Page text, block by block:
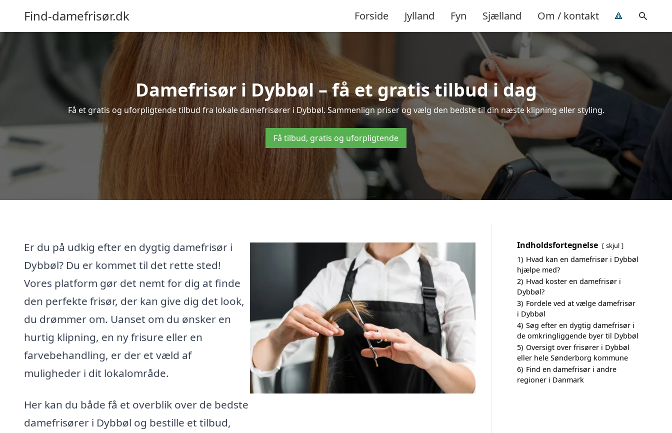
Find-damefrisør.dk Forside Jylland Fyn Sjælland Om / kontakt
Damefrisør i Dybbøl – få et gratis tilbud i dag
Få et gratis og uforpligtende tilbud fra lokale damefrisører i Dybbøl. Sammenlign priser og vælg den bedste til din næste klipning eller styling.
Få tilbud, gratis og uforpligtende
Er du på udkig efter en dygtig damefrisør i
Dybbøl? Du er kommet til det rette sted!
Vores platform gør det nemt for dig at finde
den perfekte frisør, der kan give dig det look,
du drømmer om. Uanset om du ønsker en
hurtig klipning, en ny frisure eller en
farvebehandling, er der et væld af
muligheder i dit lokalområde.
Her kan du både få et overblik over de bedste
damefrisører i Dybbøl og bestille et tilbud,
Indholdsfortegnelse skjul
1) Hvad kan en damefrisør i Dybbøl
hjælpe med?
2) Hvad koster en damefrisør i
Dybbøl?
3) Fordele ved at vælge damefrisør
i Dybbøl
4) Søg efter en dygtig damefrisør i
de omkringliggende byer til Dybbøl
5) Oversigt over frisører i Dybbøl
eller hele Sønderborg kommune
6) Find en damefrisør i andre
regioner i Danmark